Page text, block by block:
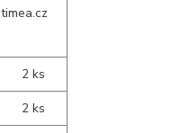
2 ks
2 ks